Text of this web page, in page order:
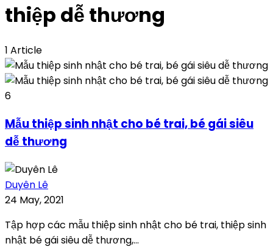
thiệp dễ thương
1 Article
6
Mẫu thiệp sinh nhật cho bé trai, bé gái siêu
dễ thương
Duyên Lê
24 May, 2021
Tập hợp các mẫu thiệp sinh nhật cho bé trai, thiệp sinh
nhật bé gái siêu dễ thương,...